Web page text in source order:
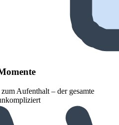
Aufenthalt – der gesamte